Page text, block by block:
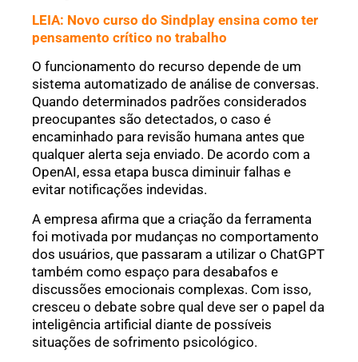
LEIA: Novo curso do Sindplay ensina como ter
pensamento crítico no trabalho
O funcionamento do recurso depende de um
sistema automatizado de análise de conversas.
Quando determinados padrões considerados
preocupantes são detectados, o caso é
encaminhado para revisão humana antes que
qualquer alerta seja enviado. De acordo com a
OpenAI, essa etapa busca diminuir falhas e
evitar notificações indevidas.
A empresa afirma que a criação da ferramenta
foi motivada por mudanças no comportamento
dos usuários, que passaram a utilizar o ChatGPT
também como espaço para desabafos e
discussões emocionais complexas. Com isso,
cresceu o debate sobre qual deve ser o papel da
inteligência artificial diante de possíveis
situações de sofrimento psicológico.